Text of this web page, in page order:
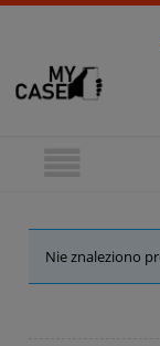
Nie znaleziono